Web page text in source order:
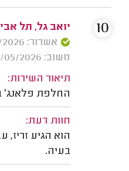
יואב גל, תל
אשרור: 30/07/2026
משוב: 04/05/2026
תיאור השירות:
החלפת פלאנג׳
חוות דעת:
הוא הגיע זריז,
בעיה.
10